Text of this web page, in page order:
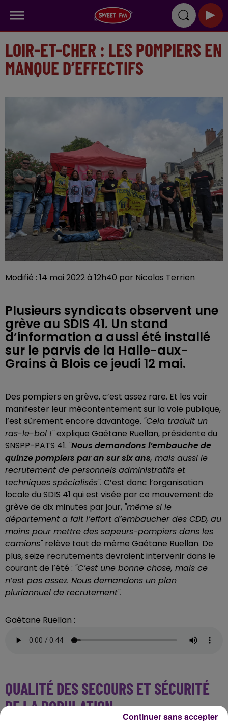
LOIR-ET-CHER : LES POMPIERS EN
MANQUE D’EFFECTIFS
Modifié : 14 mai 2022 à 12h40 par Nicolas Terrien
Plusieurs syndicats observent une
grève au SDIS 41. Un stand
d’information a aussi été installé
sur le parvis de la Halle-aux-
Grains à Blois ce jeudi 12 mai.
Des pompiers en grève, c’est assez rare. Et les voir
manifester leur mécontentement sur la voie publique,
l’est sûrement encore davantage. "Cela traduit un
ras-le-bol !"explique Gaétane Ruellan, présidente du
SNSPP-PATS 41. "Nous demandons l’embauche de
quinze pompiers par an sur six ans, mais aussi le
recrutement de personnels administratifs et
techniques spécialisés". C’est donc l’organisation
locale du SDIS 41 qui est visée par ce mouvement de
grève de dix minutes par jour, "même si le
département a fait l’effort d’embaucher des CDD, au
moins pour mettre des sapeurs-pompiers dans les
camions"relève tout de même Gaétane Ruellan. De
plus, seize recrutements devraient intervenir dans le
courant de l’été : "C’est une bonne chose, mais ce
n’est pas assez. Nous demandons un plan
pluriannuel de recrutement".
Gaétane Ruellan :
QUALITÉ DES SECOURS ET SÉCURITÉ
DE LA POPULATION
Continuer sans accepter